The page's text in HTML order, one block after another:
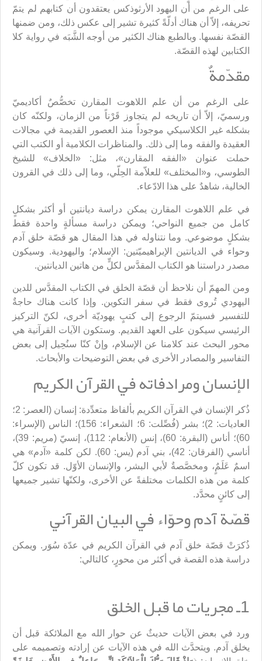
على الرغم من أن اليهود الأرثوذكس يعتقدون أن كتابهم لم يتمّ
تحريفه، إلاّ أن هناك أدلّةً كثيرة تشير إلى عكس ذلك، ومن ضمنها
القصّة نفسها. وبالطبع هناك الكثير من أوجه الشَّبَه في رواية كلا
الكتابين لهذه القصّة.
مقدّمةٌ
على الرغم من أن علم اللاهوت المقارن تخصُّصٌ أكاديميّ
ورسميّ، إلاّ أن تاريخه لم يتجاوز قَرْناً من الزمان، ولكنّه كان
بشكله غير الكلاسيكي موجوداً منذ العصور القديمة في مجالات
العقيدة والفقه وما إلى ذلك. والمناظرات الكلامية أو الكتب التي
حملت عنوان «الفقه المقارن»، مثل: «الخلاف» للشيخ
الطوسي، و«المختلف» للعلاّمة الحِلّي، وما إلى ذلك في القرون
الخالية، شاهدٌ على هذا الادّعاء.
في علم اللاهوت المقارن يمكن دراسة ديانتين أو أكثر بشكلٍ
كامل من جميع النواحي؛ ويمكن دراسة مسألةٍ واحدة فقط
بشكلٍ موضوعي. وما نتناوله في هذا المقال هو قصّة خلق آدم
وحواء في الديانتين الإبراهيميّتين: الإسلام؛ واليهودية. وسيكون
مصدر دراستنا هو الكتاب المقدَّس لكلٍّ من هاتين الديانتين.
ومن المهمّ أن نلاحظ أن قصّة الخلق في الكتاب المقدَّس للدين
اليهودي تُروى فقط في سفر التكوين. وإذا كانت هناك حاجةٌ
للتفسير فسيتمّ الرجوع إلى كتبٍ يهوديّة أخرى، لكنّ التركيز
الرئيسي سيكون على العهد القديم. وستكون الآيات القرآنية هي
محور البحث عند كلامنا عن الإسلام، وإنْ كنّا سنُحِيل إلى بعض
التفاسير والمصادر الأخرى في بعض التوضيحات والأبحاث.
الإنسان ومرادفاته في القرآن الكريم
ذُكر الإنسان في القرآن الكريم بألفاظ متعدِّدة: إنسان (العصر: 2؛
العاديات: 2)؛ بشر (فُصِّلت: 6؛ الشعراء: 156)؛ الناس (الإسراء:
60)؛ أناس (البقرة: 60)، إنس (الأنعام: 112)، إنسيّ (مريم: 39)،
أناسي (الفرقان: 42)، بني آدم (يس: 60). لكن كلمة «آدم» هي
اسمٌ عَلَمٌٍ، ومخصَّصةٌ لأبي البشر، والإنسان الأوّل. قد تكون كلّ
كلمة من هذه الكلمات مختلفةً عن الأخرى، ولكنّها تشير جميعها
إلى كائنٍ محدَّد.
قصّة آدم وحوّاء في البيان القرآني
ذُكرَتْ قصّة خلق آدم في القرآن الكريم في عدّة سُوَر. ويمكن
دراسة هذه القصة في أكثر من محورٍ، كالتالي:
1ـ مجريات ما قبل الخلق
ورد في بعض الآيات حديثٌ عن حوار الله مع الملائكة قبل أن
يخلق آدم. ويتحدَّث الله في هذه الآيات عن إرادته وتصميمه على